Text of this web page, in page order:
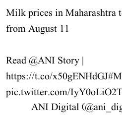
Milk prices in Maharashtra
from August 11
Read @ANI Story |
https://t.co/x50gENHdGJ
pic.twitter.com/IyY0oLiO2T